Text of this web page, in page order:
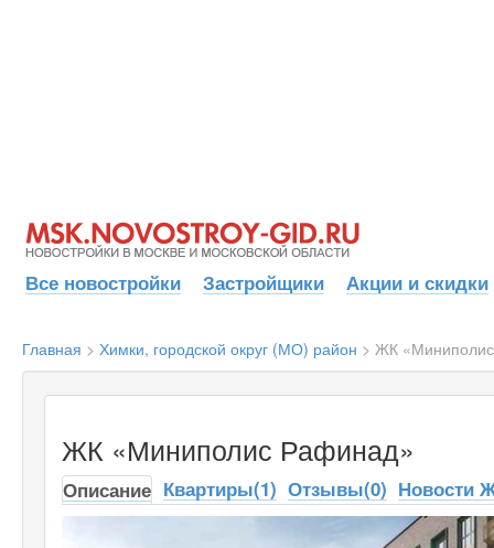
Все новостройки Застройщики Акции и скидки
Главная > Химки, городской округ (МО) район > ЖК
ЖК «Миниполис Рафинад»
Описание Квартиры(1) Отзывы(0) Новости